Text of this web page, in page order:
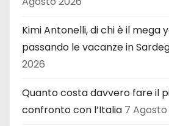
Kimi Antonelli, di chi è il mega
passando le vacanze in
2026
Quanto costa davvero fare il
confronto con l’Italia 7 Agosto